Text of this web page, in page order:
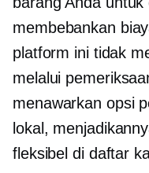
membebankan
platform ini tidak
melalui
menawarkan opsi
lokal,
fleksibel di daftar